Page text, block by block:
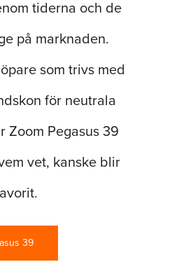
tiderna och de
på marknaden.
som trivs med
för neutrala
Zoom Pegasus 39
vet, kanske blir
39